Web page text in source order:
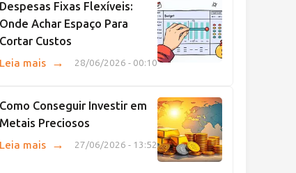
Despesas Fixas Flexíveis:
Onde Achar Espaço Para
Cortar Custos
28/06/2026 - 00:10
Leia mais →
Como Conseguir Investir em
Metais Preciosos
27/06/2026 - 13:52
Leia mais →